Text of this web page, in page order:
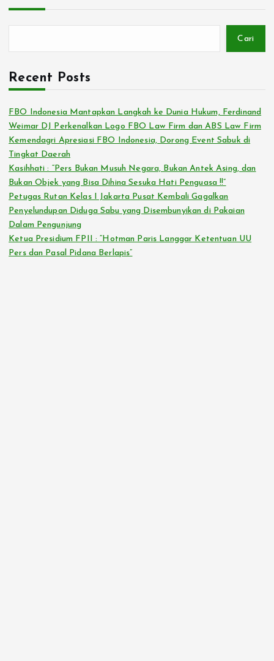
Cari
Recent Posts
FBO Indonesia Mantapkan Langkah ke Dunia Hukum, Ferdinand
Weimar DJ Perkenalkan Logo FBO Law Firm dan ABS Law Firm
Kemendagri Apresiasi FBO Indonesia, Dorong Event Sabuk di
Tingkat Daerah
Kasihhati : “Pers Bukan Musuh Negara, Bukan Antek Asing, dan
Bukan Objek yang Bisa Dihina Sesuka Hati Penguasa !!”
Petugas Rutan Kelas I Jakarta Pusat Kembali Gagalkan
Penyelundupan Diduga Sabu yang Disembunyikan di Pakaian
Dalam Pengunjung
Ketua Presidium FPII : “Hotman Paris Langgar Ketentuan UU
Pers dan Pasal Pidana Berlapis”